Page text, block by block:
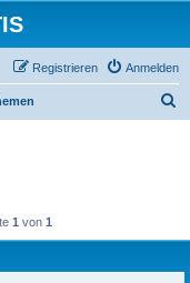
Anmelden
Registrieren
1 von 1